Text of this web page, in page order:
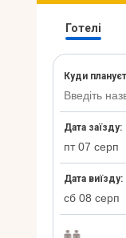
Країни
Інфо
Контакти